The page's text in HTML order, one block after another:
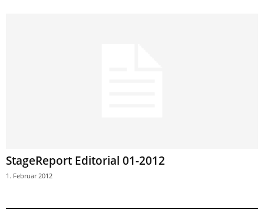
StageReport Editorial 01-2012
1. Februar 2012